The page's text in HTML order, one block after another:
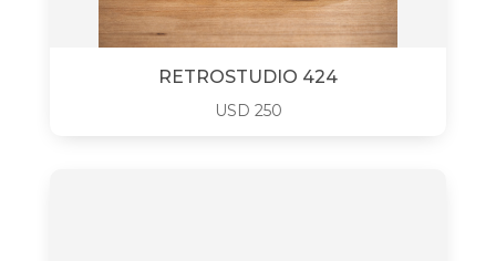
RETROSTUDIO 424
USD 250